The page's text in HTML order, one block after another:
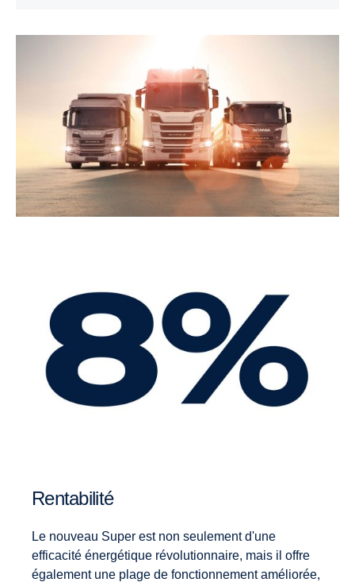
Rentabilité
Le nouveau Super est non seulement d'une
efficacité énergétique révolutionnaire, mais il offre
également une plage de fonctionnement améliorée,